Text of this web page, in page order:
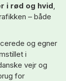
i rød og hvid
– både
og egner
i
vejr og
for